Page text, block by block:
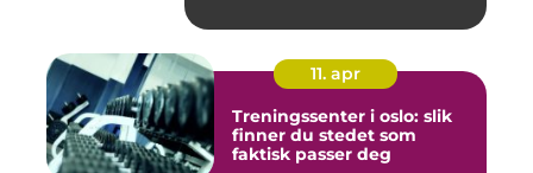
11. apr
Treningssenter i oslo: slik
finner du stedet som
faktisk passer deg